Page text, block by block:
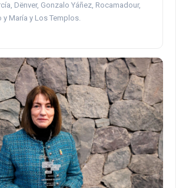
Dënver, Gonzalo Yáñez, Rocamadour,
y María y Los Templos.